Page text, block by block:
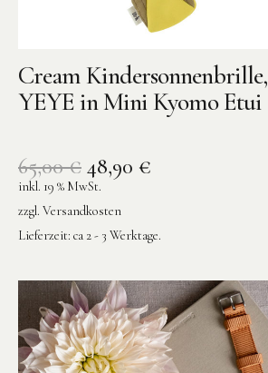
Cream Kindersonnenbrille,
YEYE in Mini Kyomo Etui
65,00€ 48,90 €
inkl. 19 % MwSt.
zzgl. Versandkosten
Lieferzeit: ca 2 - 3 Werktage.